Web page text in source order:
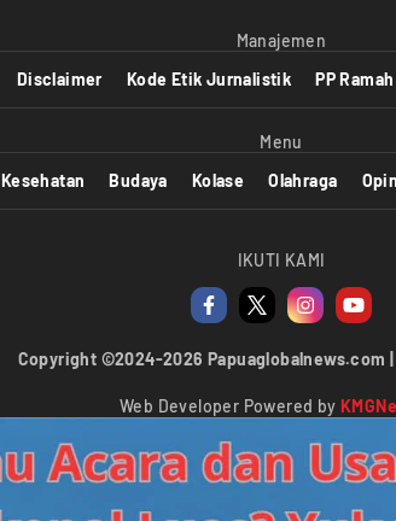
Manajemen
Disclaimer Kode Etik Jurnalistik PP
Menu
Kesehatan Budaya Kolase Olahraga
IKUTI KAMI
Copyright ©2024-2026 Papuaglobalnews.com
Web Developer Powered by